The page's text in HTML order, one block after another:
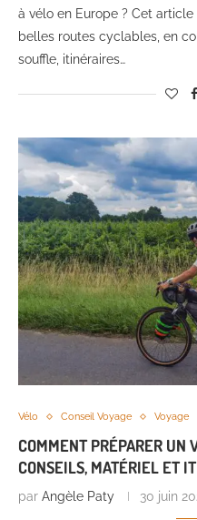
à vélo en Europe ? Cet
belles routes cyclables, en
souffle, itinéraires…
Vélo Conseil Voyage Voyage
COMMENT PRÉPARER UN
CONSEILS, MATÉRIEL ET
par Angèle Paty 30 juin